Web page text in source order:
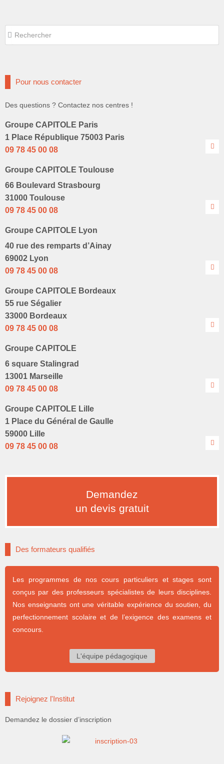
Rechercher
Pour nous contacter
Des questions ? Contactez nos centres !
Groupe CAPITOLE Paris
1 Place République 75003 Paris
09 78 45 00 08
Groupe CAPITOLE Toulouse
66 Boulevard Strasbourg
31000 Toulouse
09 78 45 00 08
Groupe CAPITOLE Lyon
40 rue des remparts d’Ainay
69002 Lyon
09 78 45 00 08
Groupe CAPITOLE Bordeaux
55 rue Ségalier
33000 Bordeaux
09 78 45 00 08
Groupe CAPITOLE
6 square Stalingrad
13001 Marseille
09 78 45 00 08
Groupe CAPITOLE Lille
1 Place du Général de Gaulle
59000 Lille
09 78 45 00 08
Demandez
un devis gratuit
Des formateurs qualifiés
Les programmes de nos cours particuliers et stages sont
conçus par des professeurs spécialistes de leurs disciplines.
Nos enseignants ont une véritable expérience du soutien, du
perfectionnement scolaire et de l’exigence des examens et
concours.
L'équipe pédagogique
Rejoignez l'Institut
Demandez le dossier d’inscription